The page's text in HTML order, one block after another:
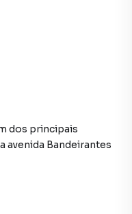
dos principais